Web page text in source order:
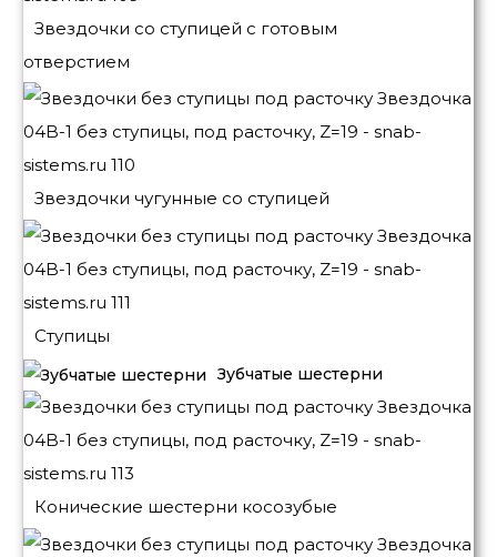
Звездочки со ступицей с готовым
отверстием
Звездочки чугунные со ступицей
Ступицы
Зубчатые шестерни
Конические шестерни косозубые